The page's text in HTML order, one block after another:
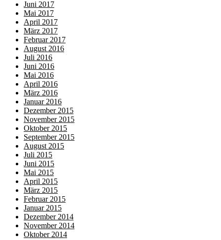
Juni 2017
Mai 2017
April 2017
März 2017
Februar 2017
August 2016
Juli 2016
Juni 2016
Mai 2016
April 2016
März 2016
Januar 2016
Dezember 2015
November 2015
Oktober 2015
September 2015
August 2015
Juli 2015
Juni 2015
Mai 2015
April 2015
März 2015
Februar 2015
Januar 2015
Dezember 2014
November 2014
Oktober 2014